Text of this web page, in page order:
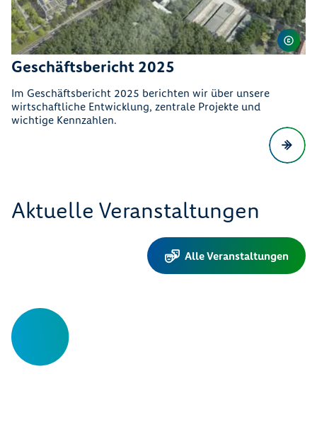
Geschäftsbericht 2025
Im Geschäftsbericht 2025 berichten wir über unsere
wirtschaftliche Entwicklung, zentrale Projekte und
wichtige Kennzahlen.
Aktuelle Veranstaltungen
Alle Veranstaltungen